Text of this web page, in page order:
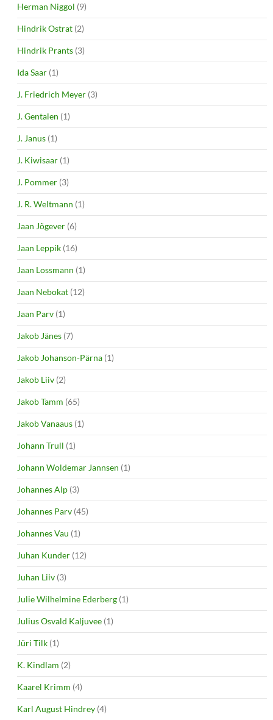
Herman Niggol (9)
Hindrik Ostrat (2)
Hindrik Prants (3)
Ida Saar (1)
J. Friedrich Meyer (3)
J. Gentalen (1)
J. Janus (1)
J. Kiwisaar (1)
J. Pommer (3)
J. R. Weltmann (1)
Jaan Jõgever (6)
Jaan Leppik (16)
Jaan Lossmann (1)
Jaan Nebokat (12)
Jaan Parv (1)
Jakob Jänes (7)
Jakob Johanson-Pärna (1)
Jakob Liiv (2)
Jakob Tamm (65)
Jakob Vanaaus (1)
Johann Trull (1)
Johann Woldemar Jannsen (1)
Johannes Alp (3)
Johannes Parv (45)
Johannes Vau (1)
Juhan Kunder (12)
Juhan Liiv (3)
Julie Wilhelmine Ederberg (1)
Julius Osvald Kaljuvee (1)
Jüri Tilk (1)
K. Kindlam (2)
Kaarel Krimm (4)
Karl August Hindrey (4)